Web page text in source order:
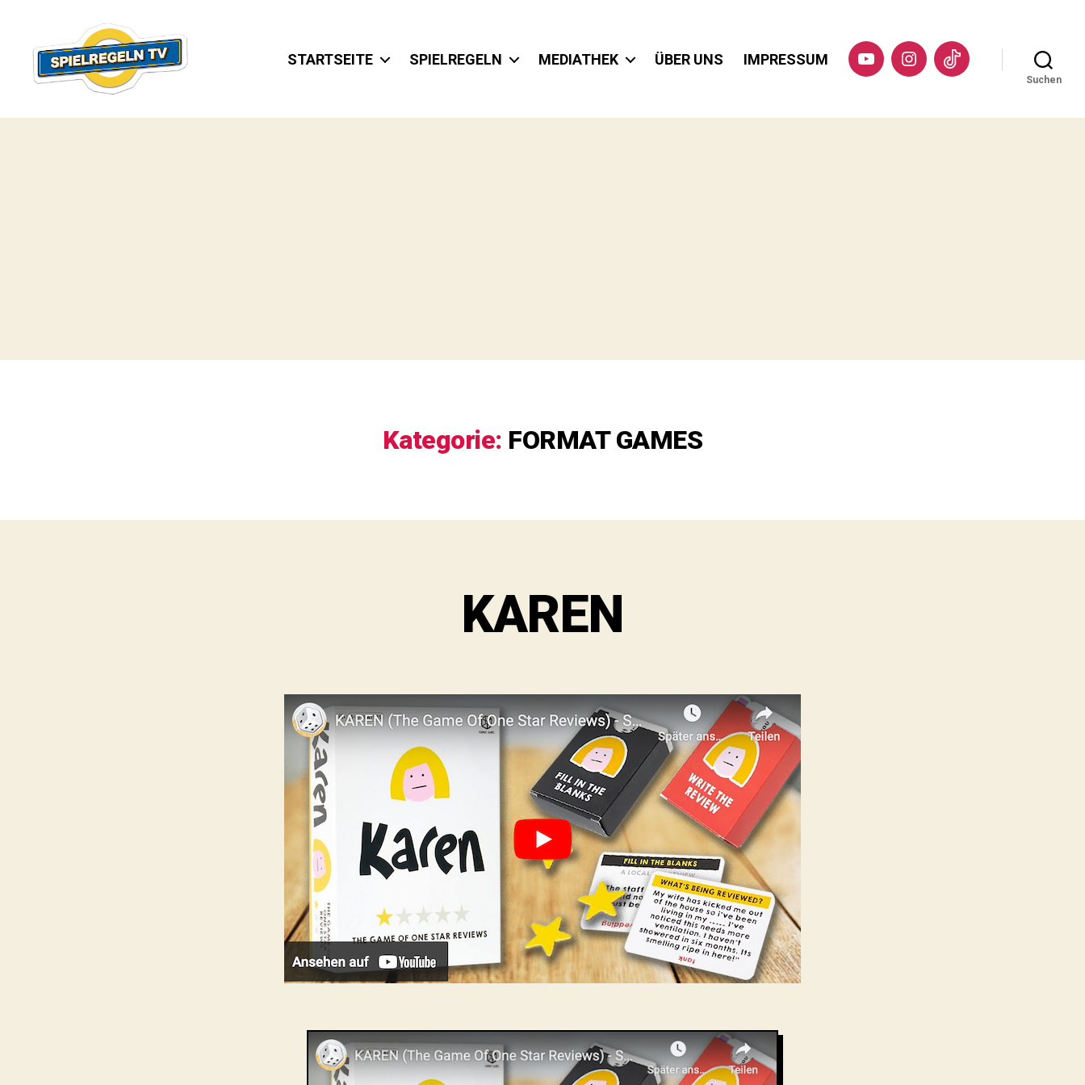
TV
STARTSEITE SPIELREGELN MEDIATHEK ÜBER UNS IMPRESSUM YouTubeInstagramTikTok
Suchen
Kategorie: FORMAT GAMES
KAREN